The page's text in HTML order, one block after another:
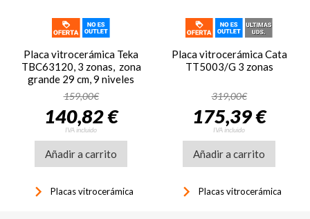
Placa vitrocerámica Teka
TBC63120, 3 zonas, zona
grande 29 cm, 9 niveles
potencia, control táctil
deslizante, display LED,
bloqueo seguridad,
Booster, 7400W, cristal
negro
159,00€
140,82 €
IVA incluido
Añadir a carrito
keyboard_arrow_right Placas vitrocerámica
Placa vitrocerámica Cata
TT5003/G 3 zonas
319,00€
175,39 €
IVA incluido
Añadir a carrito
keyboard_arrow_right Placas vitrocerámica